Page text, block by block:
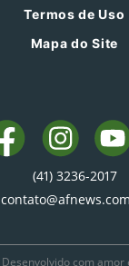
Termos de Uso
Mapa do Site
(41) 3236-2017
Desenvolvido com amor